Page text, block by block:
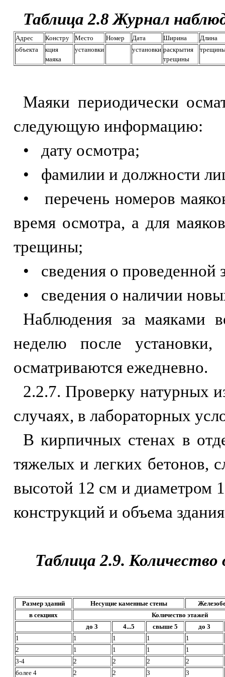
Таблица 2.8 Журнал
Адрес Констру Место Номер Дата Ширина
Длина
объекта
кция
маяка
установки установки раскрытия
трещины
Маяки периодически
следующую информацию:
• дату осмотра;
• фамилии и должности
• перечень номеров
время осмотра, а для
трещины;
• сведения о проведенной
• сведения о наличии
Наблюдения за маяками
неделю после
осматриваются ежедневно.
2.2.7. Проверку натурных
случаях, в лабораторных
В кирпичных стенах в
тяжелых и легких бетонов,
высотой 12 см и диаметром
конструкций и объема
Таблица 2.9.
Размер зданий Несущие каменные стены
в секциях
Количество этажей
до 3
4...5 свыше 5
до 3
1
1 1 1
1
2
1 1 1
1
3-4
2 2 2
2
более 4
2 2 3 3